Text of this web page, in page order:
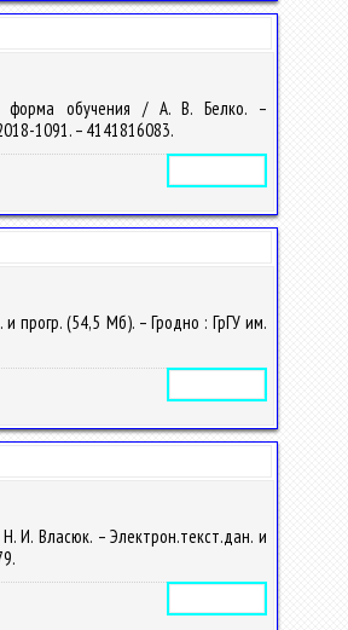
форма обучения / А. В. Белко. –
1091. – 4141816083.
прогр. (54,5 Мб). – Гродно : ГрГУ им.
И. Власюк. – Электрон.текст.дан. и